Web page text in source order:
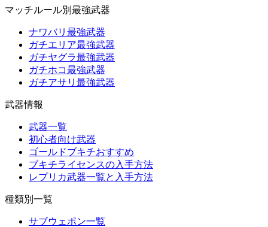
マッチルール別最強武器
ナワバリ最強武器
ガチエリア最強武器
ガチヤグラ最強武器
ガチホコ最強武器
ガチアサリ最強武器
武器情報
武器一覧
初心者向け武器
ゴールドブキチおすすめ
ブキチライセンスの入手方法
レプリカ武器一覧と入手方法
種類別一覧
サブウェポン一覧